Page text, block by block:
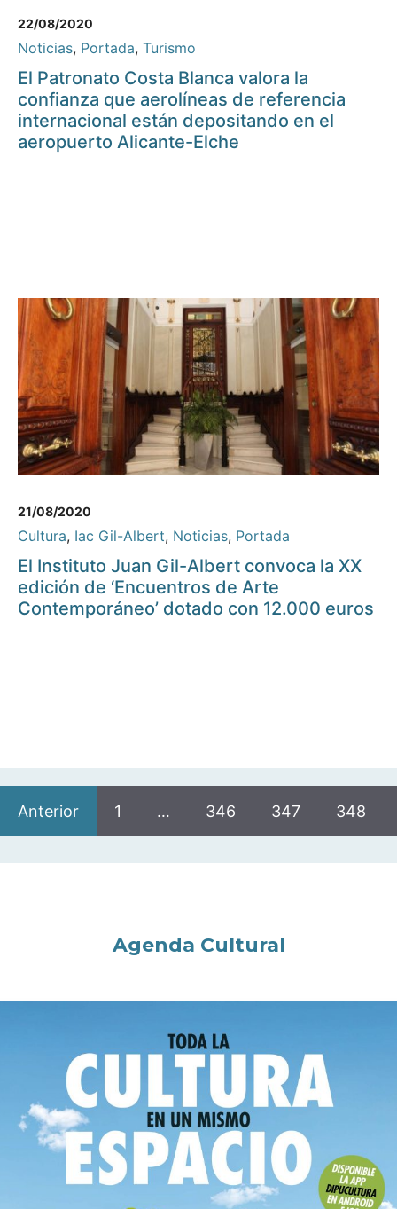
22/08/2020
Noticias, Portada, Turismo
El Patronato Costa Blanca valora la
confianza que aerolíneas de referencia
internacional están depositando en el
aeropuerto Alicante-Elche
21/08/2020
Cultura, Iac Gil-Albert, Noticias, Portada
El Instituto Juan Gil-Albert convoca la XX
edición de ‘Encuentros de Arte
Contemporáneo’ dotado con 12.000 euros
Anterior 1 … 346 347 348
Agenda Cultural